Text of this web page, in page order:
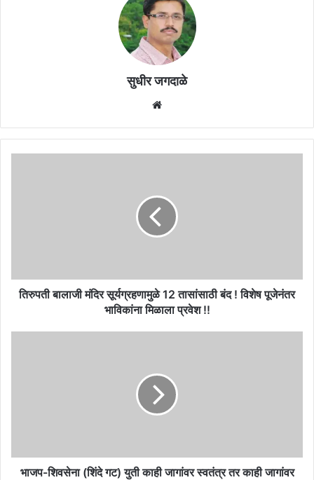
सुधीर जगदाळे
विशेष
पूजेनंतर
तिरुपती बालाजी मंदिर सूर्यग्रहणामुळे 12 तासांसाठी बंद ! विशेष पूजेनंतर
भाविकांना मिळाला प्रवेश !!
तर
काहीभाजप-शिवसेना (शिंदे गट) युती काही जागांवर स्वतंत्र तर काही जागांवर